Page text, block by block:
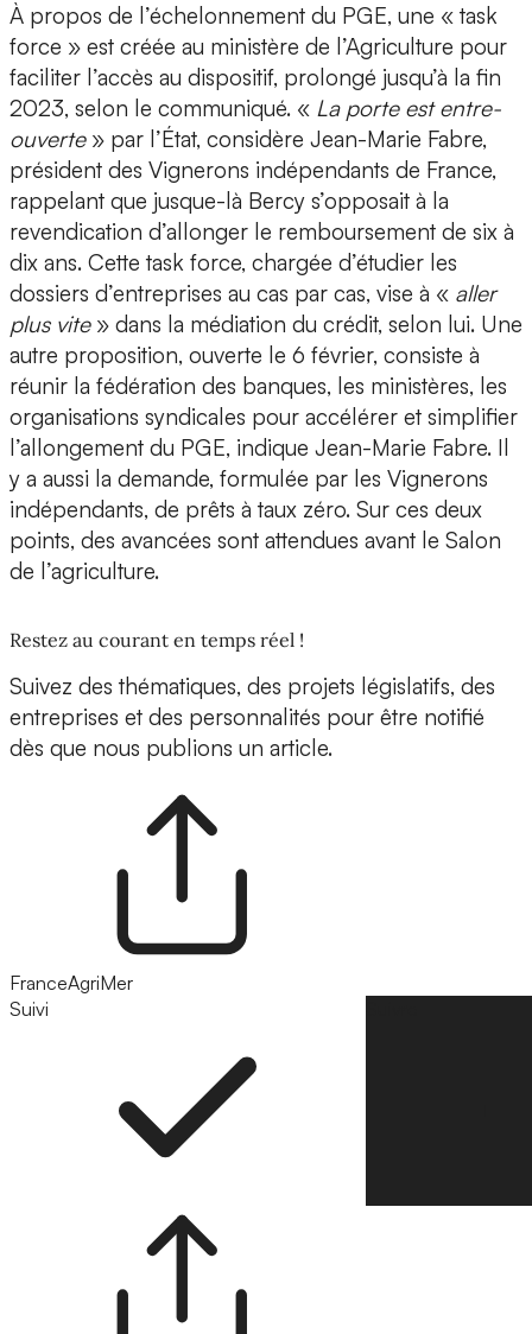
À propos de l’échelonnement du PGE, une « task
force » est créée au ministère de l’Agriculture pour
faciliter l’accès au dispositif, prolongé jusqu’à la fin
2023, selon le communiqué. « La porte est entre-
ouverte» par l’État, considère Jean-Marie Fabre,
président des Vignerons indépendants de France,
rappelant que jusque-là Bercy s’opposait à la
revendication d’allonger le remboursement de six à
dix ans. Cette task force, chargée d’étudier les
dossiers d’entreprises au cas par cas, vise à « aller
plus vite » dans la médiation du crédit, selon lui. Une
autre proposition, ouverte le 6 février, consiste à
réunir la fédération des banques, les ministères, les
organisations syndicales pour accélérer et simplifier
l’allongement du PGE, indique Jean-Marie Fabre. Il
y a aussi la demande, formulée par les Vignerons
indépendants, de prêts à taux zéro. Sur ces deux
points, des avancées sont attendues avant le Salon
de l’agriculture.
Restez au courant en temps réel !
Suivez des thématiques, des projets législatifs, des
entreprises et des personnalités pour être notifié
dès que nous publions un article.
FranceAgriMer
Suivi